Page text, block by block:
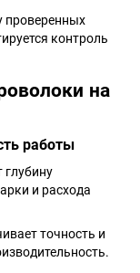
проверенных
контроль
на
работы
глубину
и расхода
точность и